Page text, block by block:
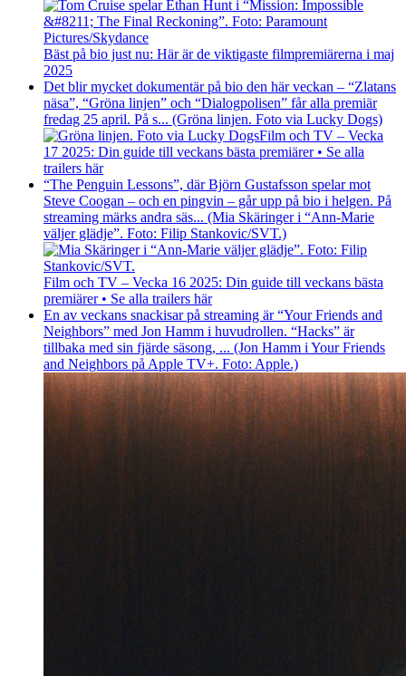
Bäst på bio just nu: Här är de viktigaste filmpremiärerna i maj
2025
Det blir mycket dokumentär på bio den här veckan – “Zlatans
näsa”, “Gröna linjen” och “Dialogpolisen” får alla premiär
fredag 25 april. På s... (Gröna linjen. Foto via Lucky Dogs)
Film och TV – Vecka
17 2025: Din guide till veckans bästa premiärer • Se alla
trailers här
“The Penguin Lessons”, där Björn Gustafsson spelar mot
Steve Coogan – och en pingvin – går upp på bio i helgen. På
streaming märks andra säs... (Mia Skäringer i “Ann-Marie
väljer glädje”. Foto: Filip Stankovic/SVT.)
Film och TV – Vecka 16 2025: Din guide till veckans bästa
premiärer • Se alla trailers här
En av veckans snackisar på streaming är “Your Friends and
Neighbors” med Jon Hamm i huvudrollen. “Hacks” är
tillbaka med sin fjärde säsong, ... (Jon Hamm i Your Friends
and Neighbors på Apple TV+. Foto: Apple.)